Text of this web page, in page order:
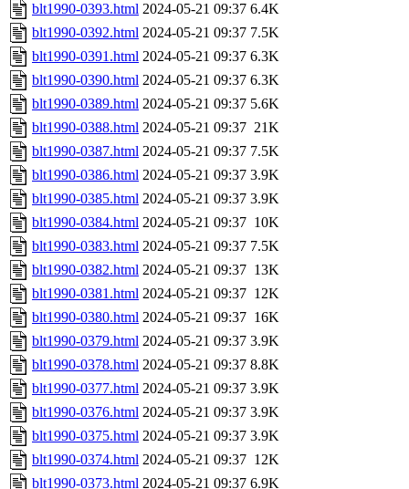
blt1990-0393.html 2024-05-21 09:37 6.4K
blt1990-0392.html 2024-05-21 09:37 7.5K
blt1990-0391.html 2024-05-21 09:37 6.3K
blt1990-0390.html 2024-05-21 09:37 6.3K
blt1990-0389.html 2024-05-21 09:37 5.6K
blt1990-0388.html 2024-05-21 09:37 21K
blt1990-0387.html 2024-05-21 09:37 7.5K
blt1990-0386.html 2024-05-21 09:37 3.9K
blt1990-0385.html 2024-05-21 09:37 3.9K
blt1990-0384.html 2024-05-21 09:37 10K
blt1990-0383.html 2024-05-21 09:37 7.5K
blt1990-0382.html 2024-05-21 09:37 13K
blt1990-0381.html 2024-05-21 09:37 12K
blt1990-0380.html 2024-05-21 09:37 16K
blt1990-0379.html 2024-05-21 09:37 3.9K
blt1990-0378.html 2024-05-21 09:37 8.8K
blt1990-0377.html 2024-05-21 09:37 3.9K
blt1990-0376.html 2024-05-21 09:37 3.9K
blt1990-0375.html 2024-05-21 09:37 3.9K
blt1990-0374.html 2024-05-21 09:37 12K
blt1990-0373.html 2024-05-21 09:37 6.9K